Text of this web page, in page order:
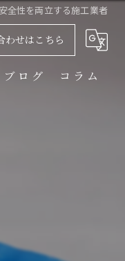
全性を両立する施工業者
わせはこちら
ブログ コラム